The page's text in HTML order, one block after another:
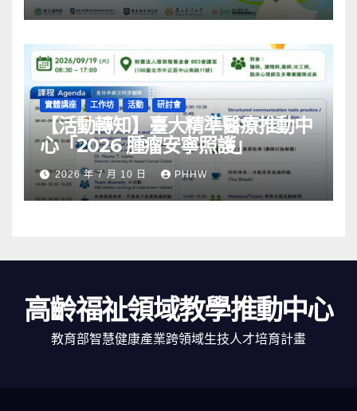
實體講座 工作坊 活動 研討會
【活動轉知】臺大精準醫療推動中
心「2026 腫瘤安寧照護」
2026 年 7 月 10 日 PHHW
高齡福祉領域教學推動中心
教育部智慧健康產業跨領域生技人才培育計畫